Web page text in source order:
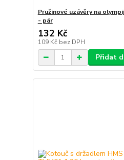
Pružinové uzávěry na
- pár
132 Kč
109 Kč bez DPH
Přidat